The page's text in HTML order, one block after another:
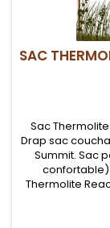
SAC
Sac Thermolite
Drap sac
Summit. Sac
confortable)
Thermolite